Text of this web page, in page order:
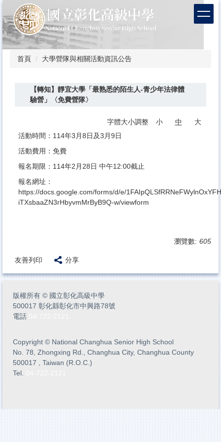
到
主
要
內
首頁 大學營隊與相關活動資訊公告
【轉知】靜宜大學「最熟悉的陌生人-青少年法律體
驗營」〈免費營隊〉
字體大小調整 小 中
大
活動時間：114年3月8日及3月9日
活動費用：免費
報名期限：114年2月28日 中午12:00截止
報名網址：
https://docs.google.com/forms/d/e/
iTXsbaaZN3rHbyvmMrByB9Q-w/viewform
瀏覽數: 605
友善列印 分享
版權所有 © 國立彰化高級中學
500017 彰化縣彰化市中興路78號
電話
Copyright © National Changhua Senior High School
No. 78, Zhongxing Rd., Changhua City, Changhua County
500017 , Taiwan (R.O.C.)
Tel.